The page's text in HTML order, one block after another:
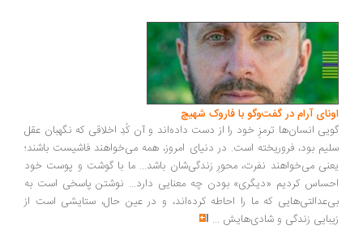
آرام در گفت‌وگو با فاروک شهیچ‭
انسان‌ها ترمزِ خود را از دست داده‌اند و آن کُدِ اخلاقی که نگهبان عقل
بود، فروریخته است. در دنیای امروز، همه می‌خواهند فاشیست باشند؛
می‌خواهند نفرت، محورِ زندگی‌شان باشد... ما با گوشت و پوست خود
کردیم «دیگری» بودن چه معنایی دارد... نوشتن پاسخی است به
که ما را احاطه کرده‌اند، و در عین حال، ستایشی است از
زندگی و شادی‌هایش...